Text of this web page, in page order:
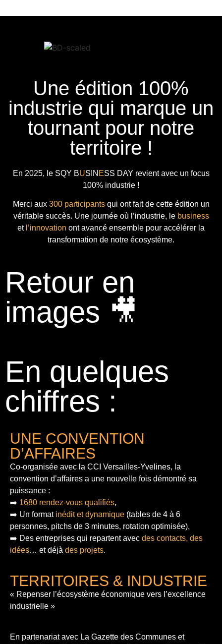
Une édition 100%
industrie qui marque un
tournant pour notre
territoire !
En 2025, le SQY BUSIN ESS DAY revient avec un focus
100% industrie !
Merci aux 300 participantsqui ont fait de cette édition un
véritable succès. Une journée où l’industrie, le business
et l’innovation ont avancé ensemble pour accélérer la
transformation de notre écosystème.
Retour en
images 🎥
En quelques
chiffres :
UNE CONVENTION
D’AFFAIRES
Co-organisée avec la CCI Versailles-Yvelines, la
convention d’affaires a une nouvelle fois démontré sa
puissance :
➡️ 1680 rendez-vous qualifiés,
➡️ Un format inédit et dynamique (tables de 4 à 6
personnes, pitchs de 3 minutes, rotation optimisée),
➡️ Des entreprises qui repartent avec des contacts, des
idées… et déjà des projets.
TERRITOIRES & INDUSTRIE
« Repenser l’écosystème économique vers l’excellence
industrielle »
En partenariat avec La Gazette des Communes et